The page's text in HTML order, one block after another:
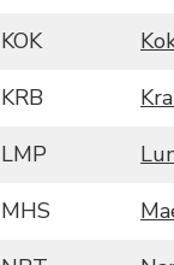
KOK
KRB
LMP
MHS